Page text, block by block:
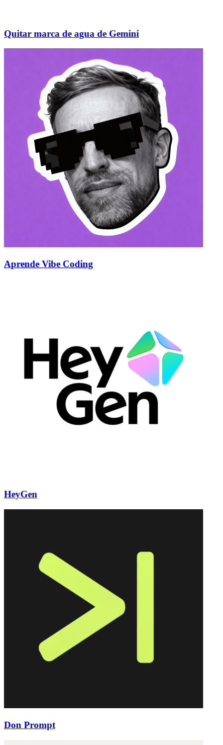
Quitar marca de agua de Gemini
Aprende Vibe Coding
HeyGen
Don Prompt